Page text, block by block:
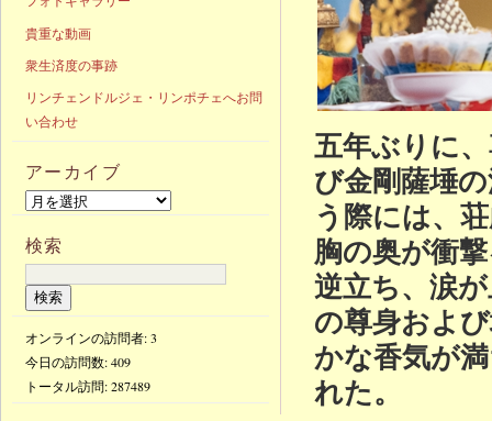
五年ぶりに
び金剛薩埵
う際には、
胸の奥が衝
逆立ち、涙
の尊身およ
かな香気が
れた。
貴重な動画
衆生済度の事跡
リンチェンドルジェ・リンポチェへお問
い合わせ
アーカイブ
検索
オンラインの訪問者: 3
今日の訪問数:409
トータル訪問:287489